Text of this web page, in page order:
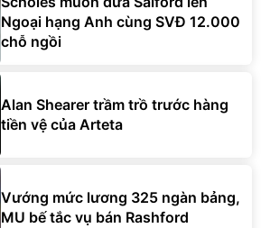
Ngoại hạng Anh cùng SVĐ 12.000
chỗ ngồi
Alan Shearer trầm trồ trước hàng
tiền vệ của Arteta
Vướng mức lương 325 ngàn bảng,
MU bế tắc vụ bán Rashford